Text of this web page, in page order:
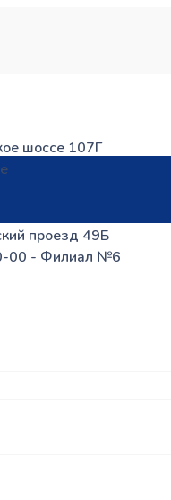
шоссе 107Г
проезд 49Б
00 - Филиал №6